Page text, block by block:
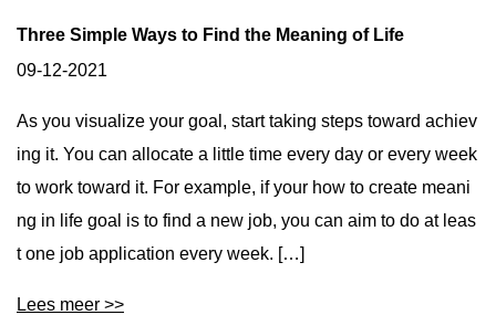
Three Simple Ways to Find the Meaning of Life
09-12-2021
As you visualize your goal, start taking steps toward achiev
ing it. You can allocate a little time every day or every week
to work toward it. For example, if your how to create meani
ng in life goal is to find a new job, you can aim to do at leas
t one job application every week. […]
Lees meer >>